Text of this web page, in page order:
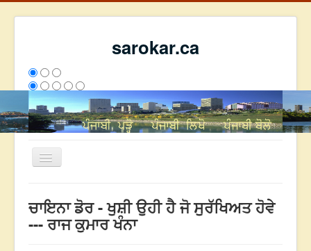
sarokar.ca
Toggle
ਰਚਨਾਵਾਂ
ਚਾਇਨਾ ਡੋਰ - ਖੁਸ਼ੀ ਉਹੀ ਹੈ ਜੋ ਸੁਰੱਖਿਅਤ ਹੋਵੇ
--- ਰਾਜ ਕੁਮਾਰ ਖੰਨਾ